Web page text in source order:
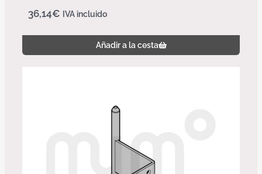
36,14€ IVA incluido
Añadir a la cesta